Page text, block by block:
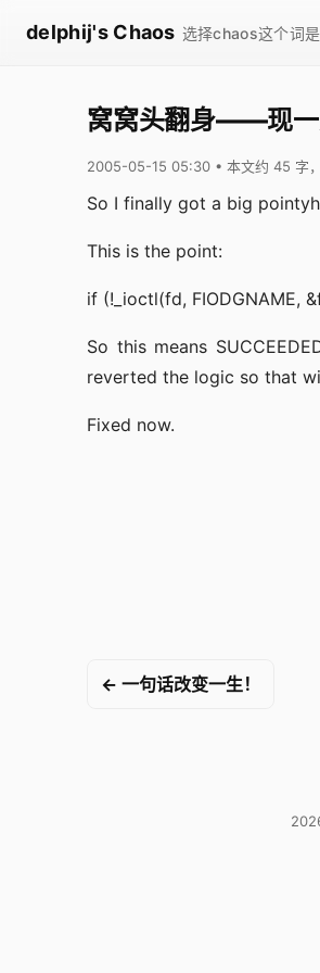
delphij's Chaos 选择chaos这个词
窝窝头翻身——现
2005-05-15 05:30 • 本文约 45 字
So I finally got a big
This is the point:
if (!_ioctl(fd, FIODGNAME,
So this means
reverted the logic so that
Fixed now.
← 一句话改变一生！